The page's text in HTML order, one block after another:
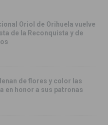
Oriol de Orihuela vuelve
de la Reconquista y de
de flores y color las
en honor a sus patronas